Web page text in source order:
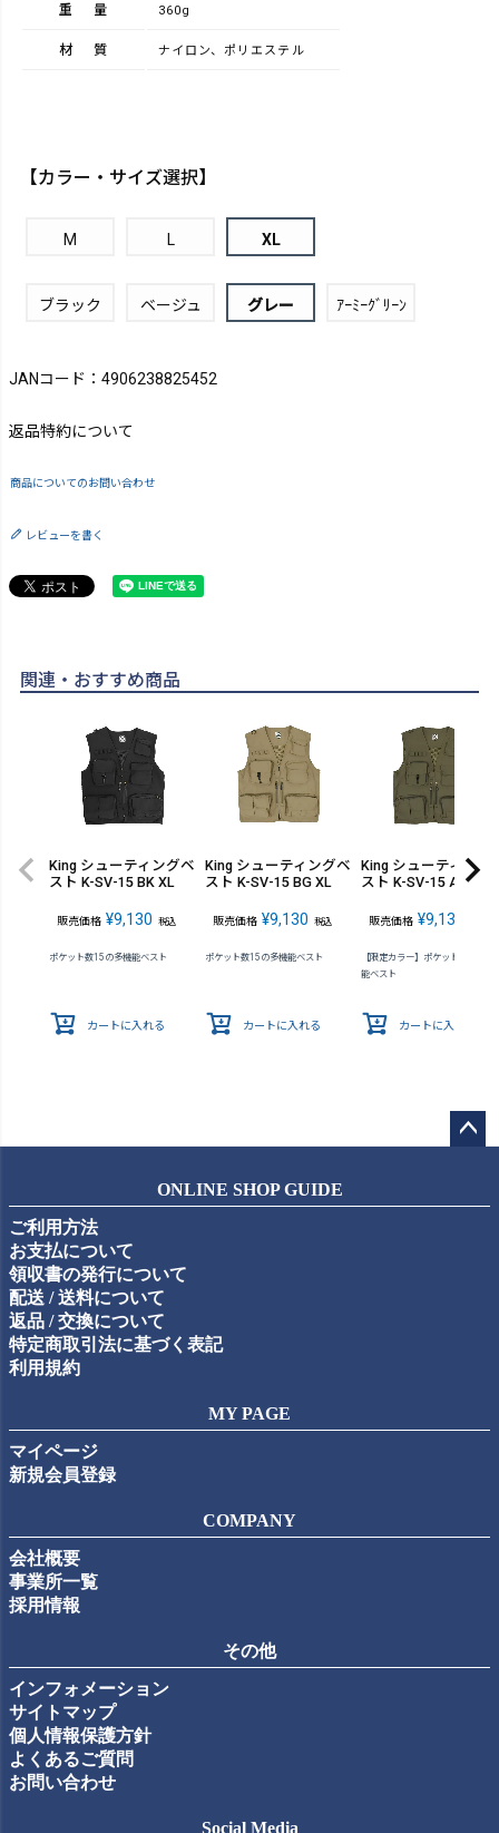
重量 360g
材質 ナイロン、ポリエステル
【カラー・サイズ選択】
M L XL
ブラック ベージュ グレー ｱｰﾐｰｸﾞﾘｰﾝ
JANコード：4906238825452
返品特約について
商品についてのお問い合わせ
レビューを書く
関連・おすすめ商品
King シューティングベ
スト K-SV-15 BK XL
販売価格 ¥9,130 税込
ポケット数15の多機能ベスト
カートに入れる
King シューティングベ
スト K-SV-15 BG XL
販売価格 ¥9,130 税込
ポケット数15の多機能ベスト
カートに入れる
King シューティング
スト K-SV-15 AG XL
販売価格 ¥9,130
【限定カラー】ポケット数15の多
能ベスト
カートに入れる
ップ
ONLINE SHOP GUIDE
ご利用方法
お支払について
領収書の発行について
配送 / 送料について
返品 / 交換について
特定商取引法に基づく表記
利用規約
MY PAGE
マイページ
新規会員登録
COMPANY
会社概要
事業所一覧
採用情報
その他
インフォメーション
サイトマップ
個人情報保護方針
よくあるご質問
お問い合わせ
Social Media